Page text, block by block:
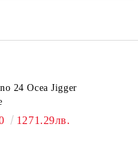
24 Ocea Jigger
1271.29лв.